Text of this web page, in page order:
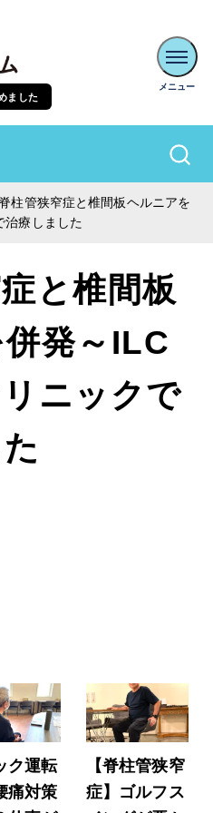
ました
柱管狭窄症と椎間板ヘルニアを
治療しました
と椎間板
発～ILC
ニックで
ク運転
痛対策
【脊柱管狭窄
症】ゴルフス